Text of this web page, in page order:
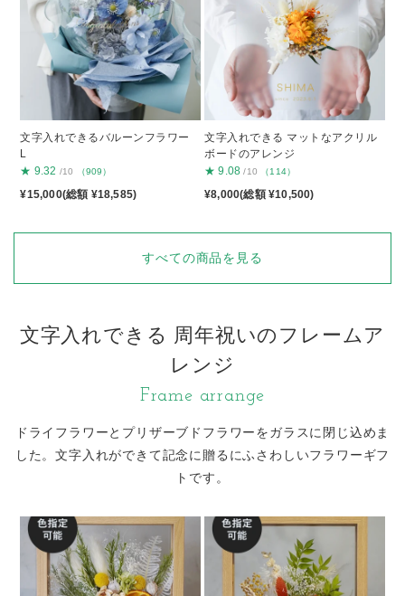
文字入れできるバルーンフラワー
L
★ 9.32 /10 （909）
¥15,000(総額 ¥18,585)
文字入れできる マットなアクリル
ボードのアレンジ
★ 9.08 /10 （114）
¥8,000(総額 ¥10,500)
すべての商品を見る
文字入れできる 周年祝いのフレームア
レンジ
Frame arrange
ドライフラワーとプリザーブドフラワーをガラスに閉じ込めま
した。文字入れができて記念に贈るにふさわしいフラワーギフ
トです。